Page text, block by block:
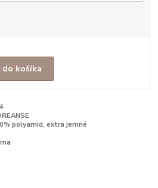
do košíka
polyamid, extra jemné